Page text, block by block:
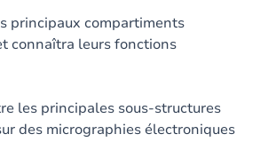
principaux compartiments
connaîtra leurs fonctions
les principales sous-structures
des micrographies électroniques